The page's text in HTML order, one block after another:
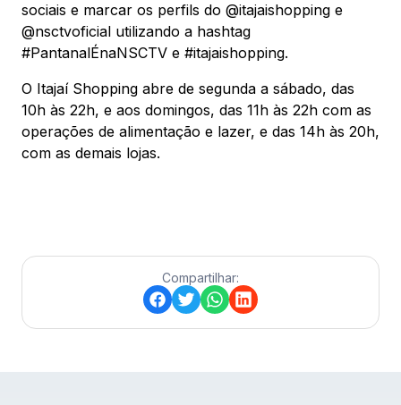
sociais e marcar os perfils do @itajaishopping e
@nsctvoficial utilizando a hashtag
#PantanalÉnaNSCTV e #itajaishopping.
O Itajaí Shopping abre de segunda a sábado, das
10h às 22h, e aos domingos, das 11h às 22h com as
operações de alimentação e lazer, e das 14h às 20h,
com as demais lojas.
Compartilhar: